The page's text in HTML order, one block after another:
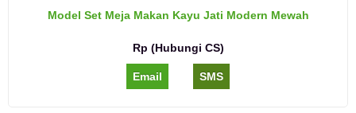
Model Set Meja Makan Kayu Jati Modern Mewah
Rp (Hubungi CS)
Email SMS